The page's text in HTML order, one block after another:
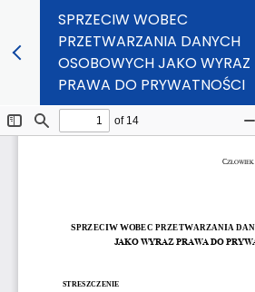
SPRZECIW WOBEC
PRZETWARZANIA DANYCH
OSOBOWYCH JAKO WYRAZ
PRAWA DO PRYWATNOŚCI